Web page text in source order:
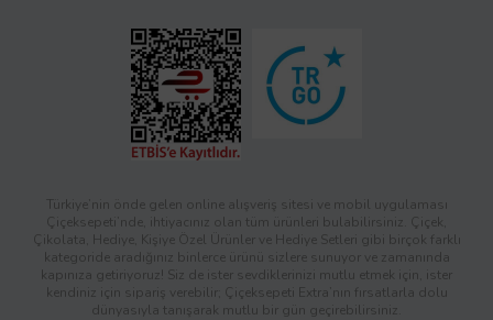
Türkiye’nin önde gelen online alışveriş sitesi ve mobil uygulaması
Çiçeksepeti’nde, ihtiyacınız olan tüm ürünleri bulabilirsiniz. Çiçek,
Çikolata, Hediye, Kişiye Özel Ürünler ve Hediye Setleri gibi birçok farklı
kategoride aradığınız binlerce ürünü sizlere sunuyor ve zamanında
kapınıza getiriyoruz! Siz de ister sevdiklerinizi mutlu etmek için, ister
kendiniz için sipariş verebilir; Çiçeksepeti Extra’nın fırsatlarla dolu
dünyasıyla tanışarak mutlu bir gün geçirebilirsiniz.